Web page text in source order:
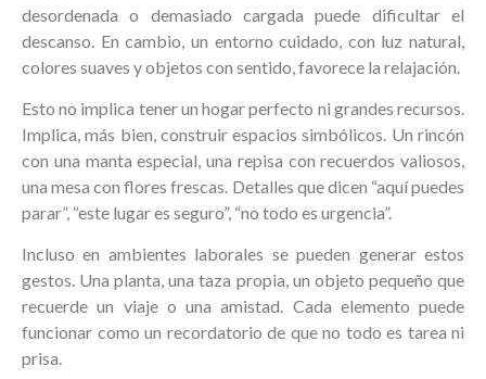
desordenada o demasiado cargada puede dificultar el
descanso. En cambio, un entorno cuidado, con luz natural,
colores suaves y objetos con sentido, favorece la relajación.
Esto no implica tener un hogar perfecto ni grandes recursos.
Implica, más bien, construir espacios simbólicos. Un rincón
con una manta especial, una repisa con recuerdos valiosos,
una mesa con flores frescas. Detalles que dicen “aquí puedes
parar”, “este lugar es seguro”, “no todo es urgencia”.
Incluso en ambientes laborales se pueden generar estos
gestos. Una planta, una taza propia, un objeto pequeño que
recuerde un viaje o una amistad. Cada elemento puede
funcionar como un recordatorio de que no todo es tarea ni
prisa.